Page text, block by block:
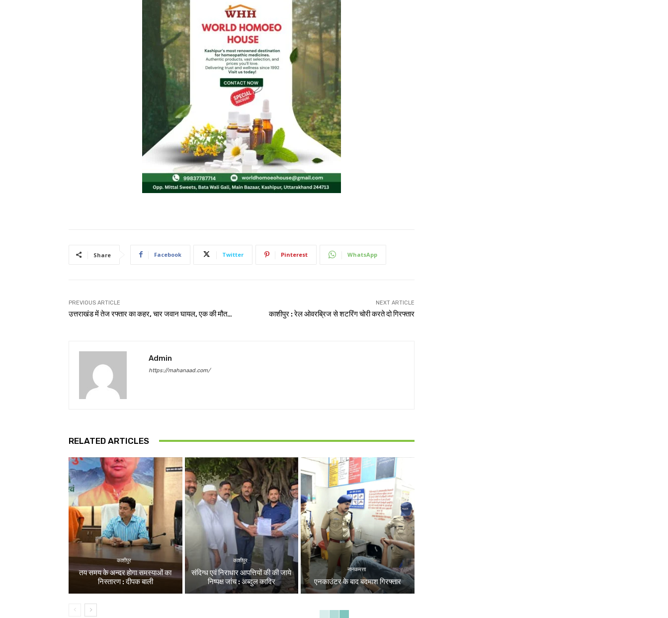
Share Facebook Twitter Pinterest WhatsApp
PREVIOUS ARTICLE
उत्तराखंड में तेज रफ्तार का कहर, चार जवान घायल, एक की मौत…
NEXT ARTICLE
काशीपुर : रेल ओवरब्रिज से शटरिंग चोरी करते दो गिरफ्तार
Admin
https://mahanaad.com/
RELATED ARTICLES
काशीपुर
तय समय के अन्दर होगा समस्याओं का
निस्तारण : दीपक बाली
काशीपुर
संदिग्ध एवं निराधार आपत्तियों की की जाये
निष्पक्ष जांच : अब्दुल कादिर
नानकमत्ता
एनकाउंटर के बाद बदमाश गिरफ्तार